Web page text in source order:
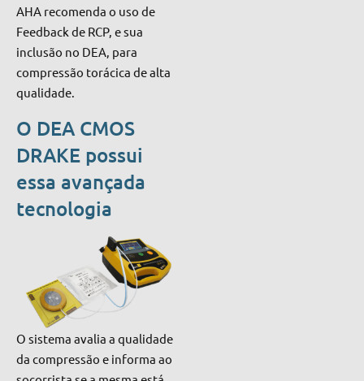
AHA recomenda o uso de
Feedback de RCP, e sua
inclusão no DEA, para
compressão torácica de alta
qualidade.
O DEA CMOS
DRAKE possui
essa avançada
tecnologia
O sistema avalia a qualidade
da compressão e informa ao